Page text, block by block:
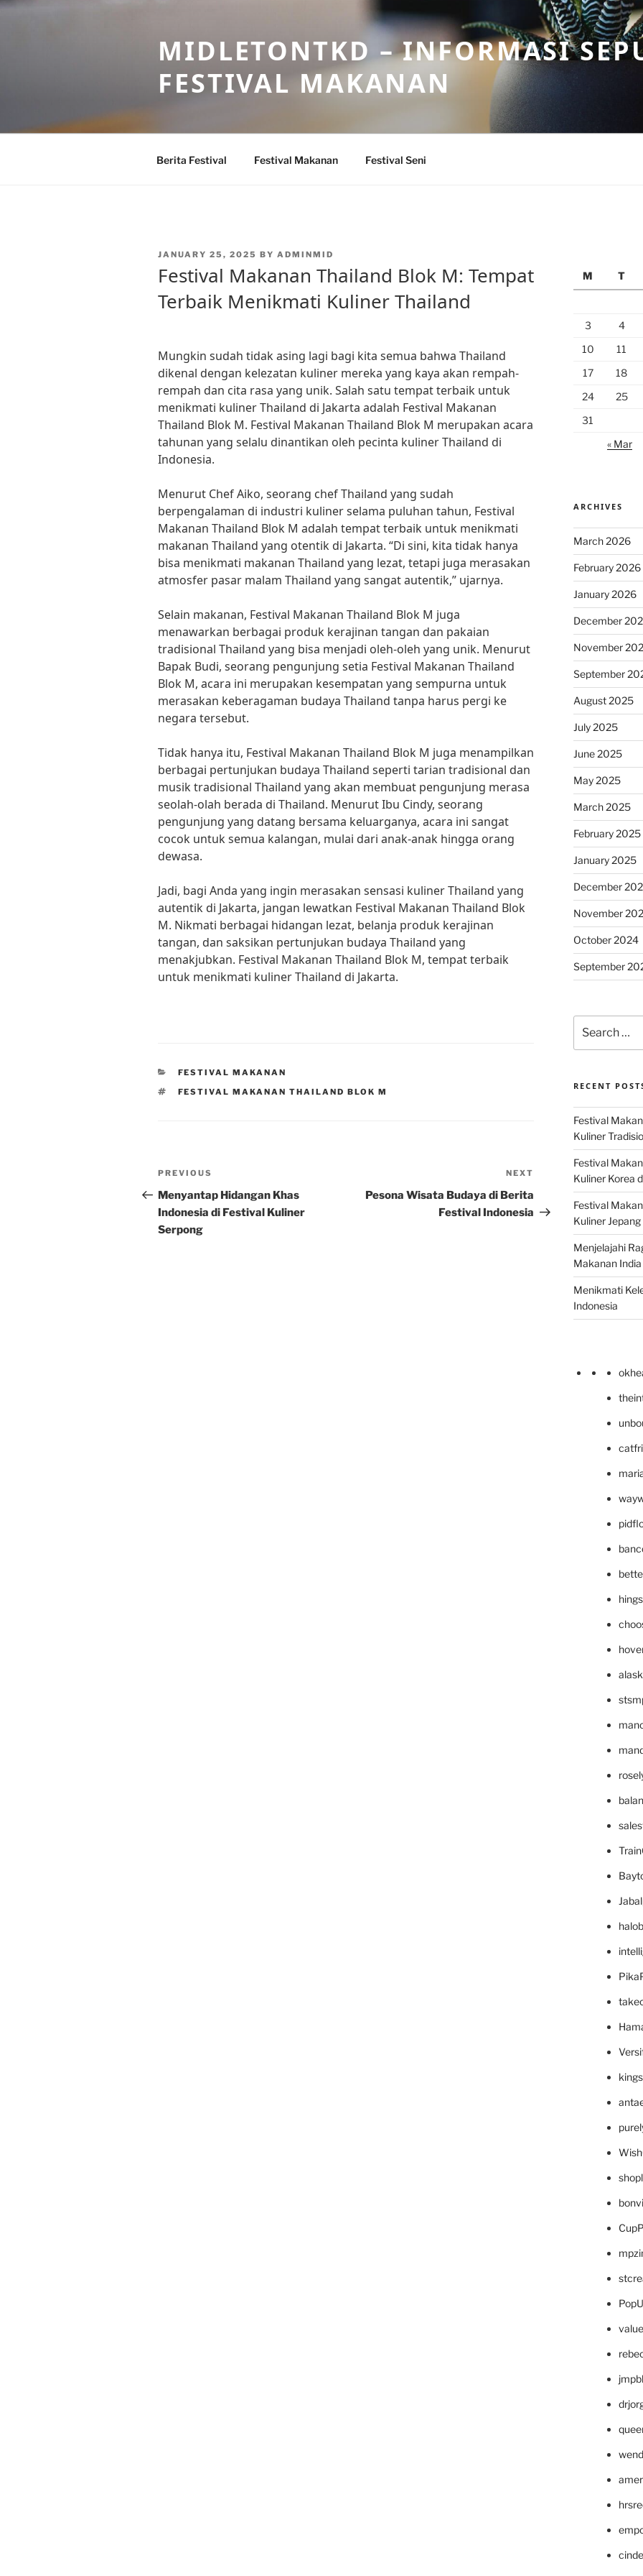
Skip
MIDLETONTKD – INFORMASI
FESTIVAL MAKANAN
Berita Festival Festival Makanan Festival Seni
POSTED
JANUARY 25, 2025 BY ADMINMID
Festival Makanan Thailand Blok M: Tempat
Terbaik Menikmati Kuliner Thailand
Mungkin sudah tidak asing lagi bagi kita semua bahwa Thailand
dikenal dengan kelezatan kuliner mereka yang kaya akan rempah-
rempah dan cita rasa yang unik. Salah satu tempat terbaik untuk
menikmati kuliner Thailand di Jakarta adalah Festival Makanan
Thailand Blok M. Festival Makanan Thailand Blok M merupakan acara
tahunan yang selalu dinantikan oleh pecinta kuliner Thailand di
Indonesia.
Menurut Chef Aiko, seorang chef Thailand yang sudah
berpengalaman di industri kuliner selama puluhan tahun, Festival
Makanan Thailand Blok M adalah tempat terbaik untuk menikmati
makanan Thailand yang otentik di Jakarta. “Di sini, kita tidak hanya
bisa menikmati makanan Thailand yang lezat, tetapi juga merasakan
atmosfer pasar malam Thailand yang sangat autentik,” ujarnya.
Selain makanan, Festival Makanan Thailand Blok M juga
menawarkan berbagai produk kerajinan tangan dan pakaian
tradisional Thailand yang bisa menjadi oleh-oleh yang unik. Menurut
Bapak Budi, seorang pengunjung setia Festival Makanan Thailand
Blok M, acara ini merupakan kesempatan yang sempurna untuk
merasakan keberagaman budaya Thailand tanpa harus pergi ke
negara tersebut.
Tidak hanya itu, Festival Makanan Thailand Blok M juga menampilkan
berbagai pertunjukan budaya Thailand seperti tarian tradisional dan
musik tradisional Thailand yang akan membuat pengunjung merasa
seolah-olah berada di Thailand. Menurut Ibu Cindy, seorang
pengunjung yang datang bersama keluarganya, acara ini sangat
cocok untuk semua kalangan, mulai dari anak-anak hingga orang
dewasa.
Jadi, bagi Anda yang ingin merasakan sensasi kuliner Thailand yang
autentik di Jakarta, jangan lewatkan Festival Makanan Thailand Blok
M. Nikmati berbagai hidangan lezat, belanja produk kerajinan
tangan, dan saksikan pertunjukan budaya Thailand yang
menakjubkan. Festival Makanan Thailand Blok M, tempat terbaik
untuk menikmati kuliner Thailand di Jakarta.
CATEGORIES
FESTIVAL MAKANAN
TAGS
FESTIVAL MAKANAN THAILAND BLOK M
Post
navigation
Previous
Post
PREVIOUS
Menyantap Hidangan Khas
Indonesia di Festival Kuliner
Serpong
NEXT
Pesona Wisata Budaya di Berita
Festival Indonesia
M
T
3
4
10
11
17
18
24
25
31
« Mar
ARCHIVES
March 2026
February 2026
January 2026
December
November
September
August 2025
July 2025
June 2025
May 2025
March 2025
February 2025
January 2025
December
November
October 2024
September
for:
RECENT
Festival
Kuliner
Festival
Kuliner Korea
Festival
Kuliner
Menjelajahi
Makanan
Menikmati
Indonesia